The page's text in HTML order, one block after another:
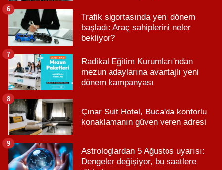
Trafik sigortasında yeni dönem
başladı: Araç sahiplerini neler
bekliyor?
6
Radikal Eğitim Kurumları'ndan
mezun adaylarına avantajlı yeni
dönem kampanyası
7
Çınar Suit Hotel, Buca'da konforlu
konaklamanın güven veren adresi
8
Astrologlardan 5 Ağustos uyarısı:
Dengeler değişiyor, bu saatlere
9